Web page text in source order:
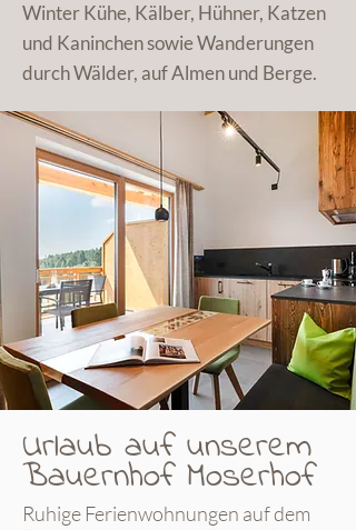
Winter Kühe, Kälber, Hühner, Katzen
und Kaninchen sowie Wanderungen
durch Wälder, auf Almen und Berge.
Urlaub auf unserem
Bauernhof Moserhof
Ruhige Ferienwohnungen auf dem